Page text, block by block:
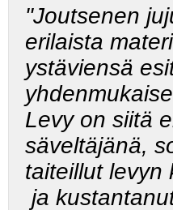
"Joutsenen
erilaista
ystäviensä
Levy on siitä
säveltäjänä,
taiteillut
ja